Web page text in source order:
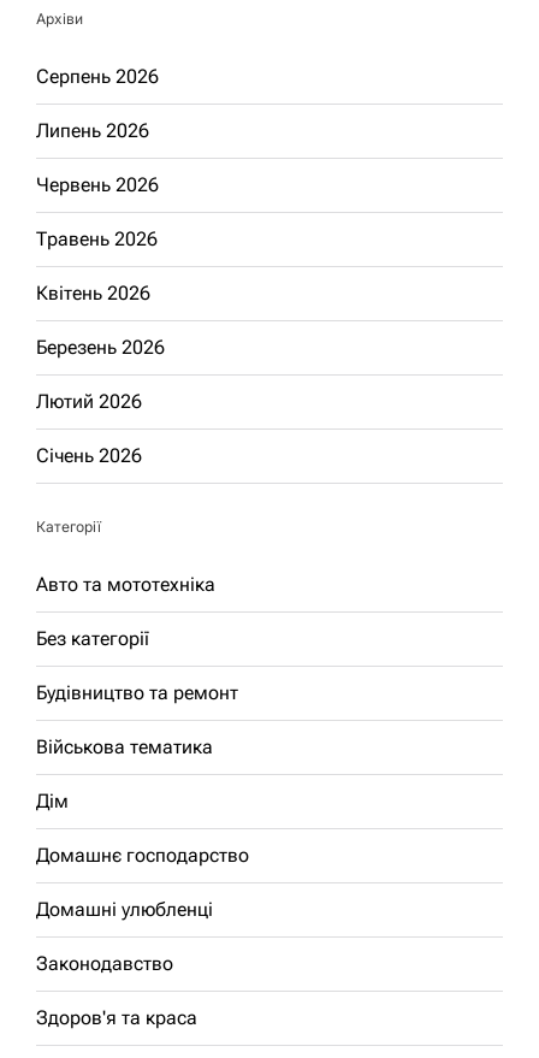
Архіви
Серпень 2026
Липень 2026
Червень 2026
Травень 2026
Квітень 2026
Березень 2026
Лютий 2026
Січень 2026
Категорії
Авто та мототехніка
Без категорії
Будівництво та ремонт
Військова тематика
Дім
Домашнє господарство
Домашні улюбленці
Законодавство
Здоров'я та краса